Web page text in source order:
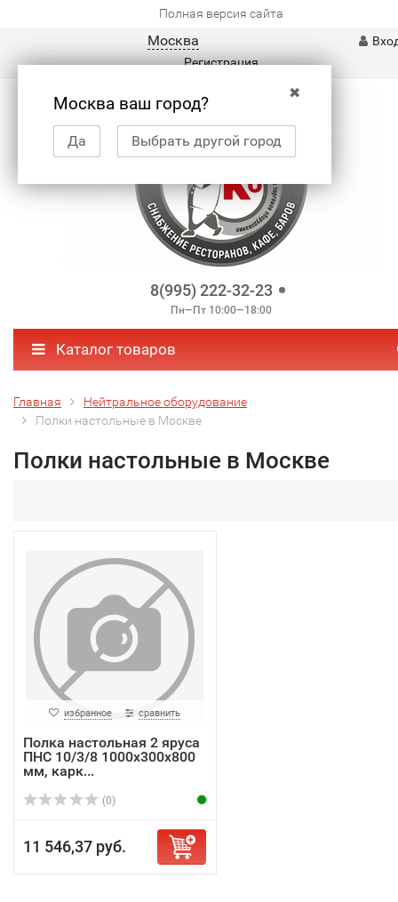
Полная версия сайта
Москва
✖
Москва ваш город?
Да Выбрать другой город
Регистрация
8(995) 222-32-23
Пн—Пт 10:00—18:00
Каталог товаров
Главная
Нейтральное оборудование
Полки настольные в Москве
Полки настольные в Москве
избранное сравнить
Полка настольная 2 яруса
ПНС 10/3/8 1000х300х800
мм, карк...
(0)
11 546,37 руб.